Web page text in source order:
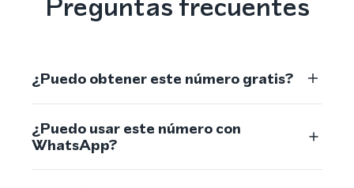
¿Puedo obtener este número gratis?
¿Puedo usar este número con
WhatsApp?